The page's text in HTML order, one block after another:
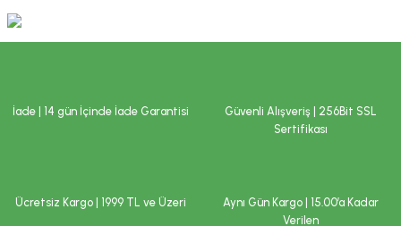
İade | 14 gün İçinde İade Garantisi
Güvenli Alışveriş | 256Bit SSL
Sertifikası
Ücretsiz Kargo | 1999 TL ve Üzeri
Aynı Gün Kargo | 15.00’a Kadar
Verilen